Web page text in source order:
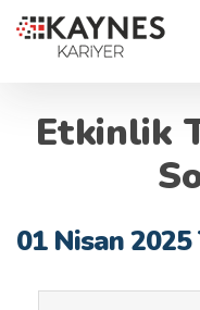
Etkinlik
01 Nisan